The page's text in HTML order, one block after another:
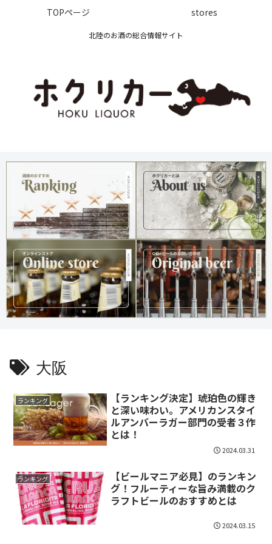
北陸のお酒の総合情報サイト
TOPページ stores
大阪
ランキング
【ランキング決定】琥珀色の輝き
と深い味わい。アメリカンスタイ
ルアンバーラガー部門の受者３作
とは！
2024.03.31
ランキング
【ビールマニア必見】のランキン
グ！フルーティーな旨み満載のク
ラフトビールのおすすめとは
2024.03.15